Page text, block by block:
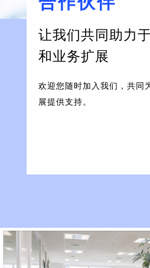
让我们共同助力
和业务扩展
欢迎您随时加入我们，共同
展提供支持。